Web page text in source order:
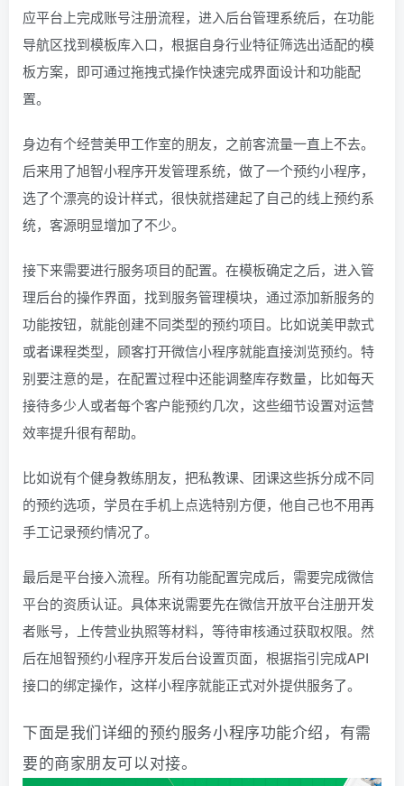
应平台上完成账号注册流程，进入后台管理系统后，在功能
导航区找到模板库入口，根据自身行业特征筛选出适配的模
板方案，即可通过拖拽式操作快速完成界面设计和功能配
置。
身边有个经营美甲工作室的朋友，之前客流量一直上不去。
后来用了旭智小程序开发管理系统，做了一个预约小程序，
选了个漂亮的设计样式，很快就搭建起了自己的线上预约系
统，客源明显增加了不少。
接下来需要进行服务项目的配置。在模板确定之后，进入管
理后台的操作界面，找到服务管理模块，通过添加新服务的
功能按钮，就能创建不同类型的预约项目。比如说美甲款式
或者课程类型，顾客打开微信小程序就能直接浏览预约。特
别要注意的是，在配置过程中还能调整库存数量，比如每天
接待多少人或者每个客户能预约几次，这些细节设置对运营
效率提升很有帮助。
比如说有个健身教练朋友，把私教课、团课这些拆分成不同
的预约选项，学员在手机上点选特别方便，他自己也不用再
手工记录预约情况了。
最后是平台接入流程。所有功能配置完成后，需要完成微信
平台的资质认证。具体来说需要先在微信开放平台注册开发
者账号，上传营业执照等材料，等待审核通过获取权限。然
后在旭智预约小程序开发后台设置页面，根据指引完成API
接口的绑定操作，这样小程序就能正式对外提供服务了。
下面是我们详细的预约服务小程序功能介绍，有需
要的商家朋友可以对接。